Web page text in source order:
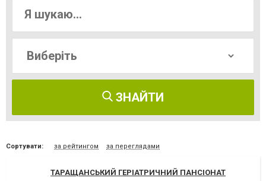
ЗНАЙТИ
Сортувати: за рейтингом за переглядами
ТАРАЩАНСЬКИЙ ГЕРІАТРИЧНИЙ ПАНСІОНАТ